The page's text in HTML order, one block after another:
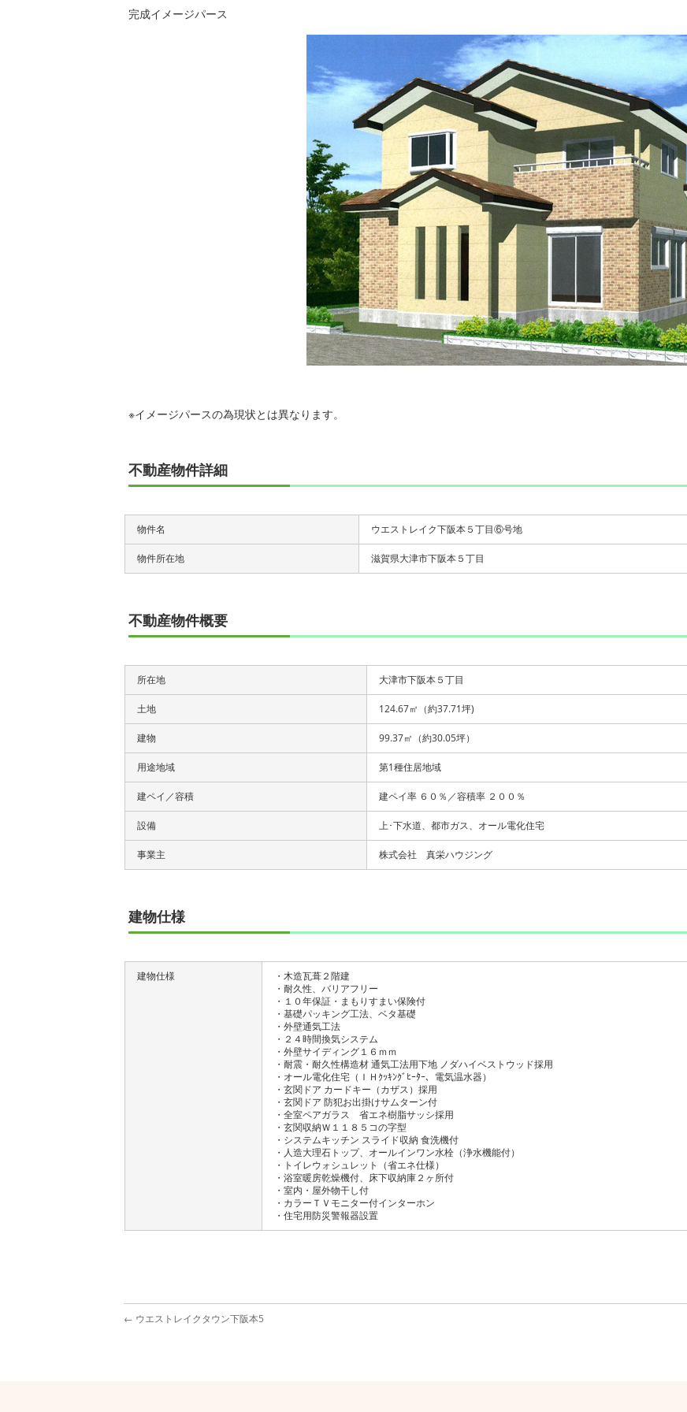
完成イメージパース
※イメージパースの為現状とは異なります。
不動産物件詳細
物件名 ウエストレイク下阪本５丁目⑥号地
物件所在地 滋賀県大津市下阪本５丁目
不動産物件概要
所在地 大津市下阪本５丁目
土地 124.67㎡（約37.71坪)
建物 99.37㎡（約30.05坪）
用途地域 第1種住居地域
建ペイ／容積 建ペイ率 ６０％／容積率 ２００％
設備 上･下水道、都市ガス、オール電化住宅
事業主 株式会社 真栄ハウジング
建物仕様
建物仕様
・木造瓦葺２階建
・耐久性、バリアフリー
・１０年保証・まもりすまい保険付
・基礎パッキング工法、ベタ基礎
・外壁通気工法
・２４時間換気システム
・外壁サイディング１６ｍｍ
・耐震・耐久性構造材 通気工法用下地 ノダハイベストウッド採用
・オール電化住宅（ＩＨｸｯｷﾝｸﾞﾋｰﾀｰ、電気温水器）
・玄関ドア カードキー（カザス）採用
・玄関ドア 防犯お出掛けサムターン付
・全室ペアガラス 省エネ樹脂サッシ採用
・玄関収納Ｗ１１８５コの字型
・システムキッチン スライド収納 食洗機付
・人造大理石トップ、オールインワン水栓（浄水機能付）
・トイレウォシュレット（省エネ仕様）
・浴室暖房乾燥機付、床下収納庫２ヶ所付
・室内・屋外物干し付
・カラーＴＶモニター付インターホン
・住宅用防災警報器設置
← ウエストレイクタウン下阪本5